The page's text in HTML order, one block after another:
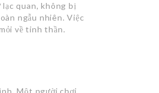
quan, không bị
ngẫu nhiên. Việc
về tinh thần.
Một người chơi